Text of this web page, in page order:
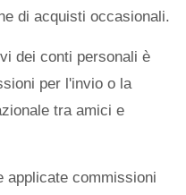
di acquisti occasionali.
dei conti personali è
per l'invio o la
tra amici e
applicate commissioni